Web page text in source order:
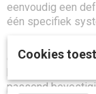
eenvoudig een
één specifiek
en moeren). Dat
passend
Cookies